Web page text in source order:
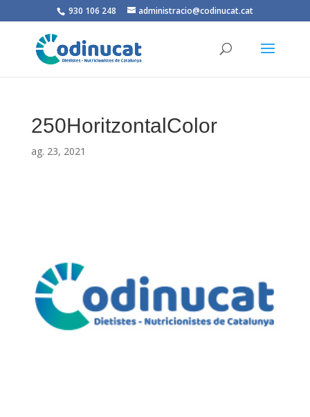
930 106 248 administracio@codinucat.cat
250HoritzontalColor
ag. 23, 2021